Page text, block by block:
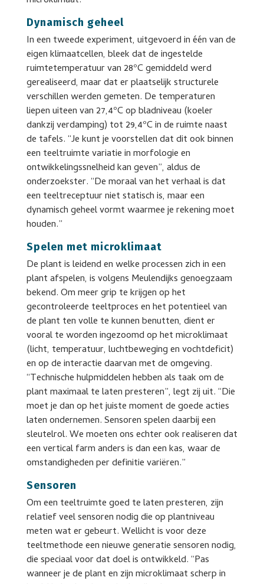
Dynamisch geheel
In een tweede experiment, uitgevoerd in één van de
eigen klimaatcellen, bleek dat de ingestelde
ruimtetemperatuur van 28ºC gemiddeld werd
gerealiseerd, maar dat er plaatselijk structurele
verschillen werden gemeten. De temperaturen
liepen uiteen van 27,4ºC op bladniveau (koeler
dankzij verdamping) tot 29,4ºC in de ruimte naast
de tafels. “Je kunt je voorstellen dat dit ook binnen
een teeltruimte variatie in morfologie en
ontwikkelingssnelheid kan geven”, aldus de
onderzoekster. “De moraal van het verhaal is dat
een teeltreceptuur niet statisch is, maar een
dynamisch geheel vormt waarmee je rekening moet
houden.”
Spelen met microklimaat
De plant is leidend en welke processen zich in een
plant afspelen, is volgens Meulendijks genoegzaam
bekend. Om meer grip te krijgen op het
gecontroleerde teeltproces en het potentieel van
de plant ten volle te kunnen benutten, dient er
vooral te worden ingezoomd op het microklimaat
(licht, temperatuur, luchtbeweging en vochtdeficit)
en op de interactie daarvan met de omgeving.
“Technische hulpmiddelen hebben als taak om de
plant maximaal te laten presteren”, legt zij uit. “Die
moet je dan op het juiste moment de goede acties
laten ondernemen. Sensoren spelen daarbij een
sleutelrol. We moeten ons echter ook realiseren dat
een vertical farm anders is dan een kas, waar de
omstandigheden per definitie variëren.”
Sensoren
Om een teeltruimte goed te laten presteren, zijn
relatief veel sensoren nodig die op plantniveau
meten wat er gebeurt. Wellicht is voor deze
teeltmethode een nieuwe generatie sensoren nodig,
die speciaal voor dat doel is ontwikkeld. “Pas
wanneer je de plant en zijn microklimaat scherp in